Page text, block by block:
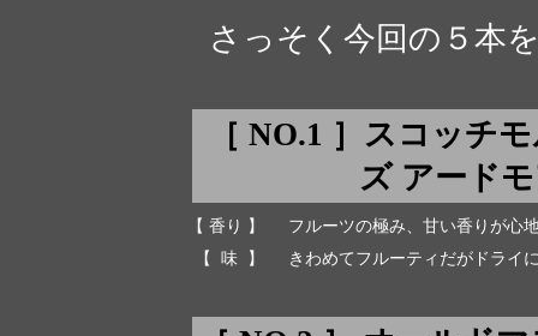
さっそく今回の５本
［ NO.1 ］スコッチ
ズ アード
【 香り 】
フルーツの極み、甘い香りが心
【 味 】
きわめてフルーティだがドライ